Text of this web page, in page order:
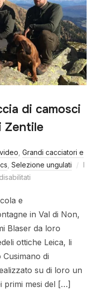
di camosci
Zentile
Grandi cacciatori e
Selezione ungulati
I
e
in Val di Non,
Blaser da loro
ottiche Leica, li
di
su di loro un
primi mesi del […]